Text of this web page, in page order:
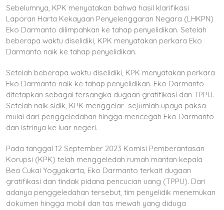
Sebelumnya, KPK menyatakan bahwa hasil klarifikasi
Laporan Harta Kekayaan Penyelenggaran Negara (LHKPN)
Eko Darmanto dilimpahkan ke tahap penyelidikan. Setelah
beberapa waktu diselidiki, KPK menyatakan perkara Eko
Darmanto naik ke tahap penyelidikan.
Setelah beberapa waktu diselidiki, KPK menyatakan perkara
Eko Darmanto naik ke tahap penyelidikan. Eko Darmanto
ditetapkan sebagai tersangka dugaan gratifikasi dan TPPU.
Setelah naik sidik, KPK menggelar sejumlah upaya paksa
mulai dari penggeledahan hingga mencegah Eko Darmanto
dan istrinya ke luar negeri.
Pada tanggal 12 September 2023 Komisi Pemberantasan
Korupsi (KPK) telah menggeledah rumah mantan kepala
Bea Cukai Yogyakarta, Eko Darmanto terkait dugaan
gratifikasi dan tindak pidana pencucian uang (TPPU). Dari
adanya penggeledahan tersebut, tim penyelidik menemukan
dokumen hingga mobil dan tas mewah yang diduga